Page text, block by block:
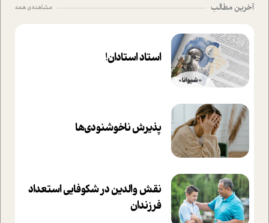
آخرین مطالب مشاهده ی همه
استاد استادان!
پذیرش ناخوشنودی‌ها
نقش والدین در شکوفا‌یی ا‌ستعداد
فرزندان‌